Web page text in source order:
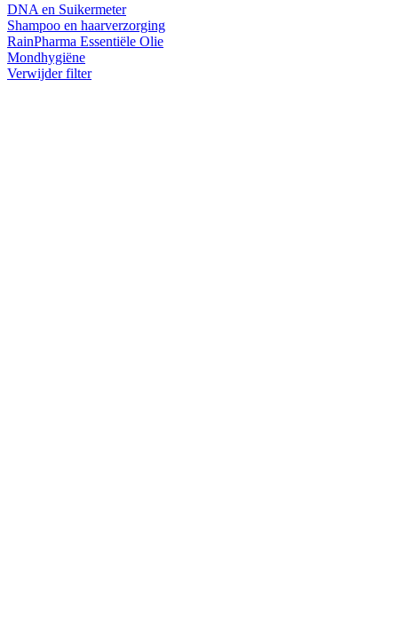
DNA en Suikermeter
Shampoo en haarverzorging
RainPharma Essentiële Olie
Mondhygiëne
Verwijder filter